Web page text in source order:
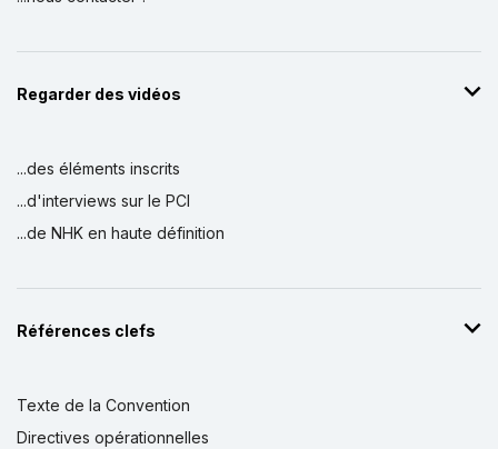
Regarder des vidéos
...des éléments inscrits
...d'interviews sur le PCI
...de NHK en haute définition
Références clefs
Texte de la Convention
Directives opérationnelles